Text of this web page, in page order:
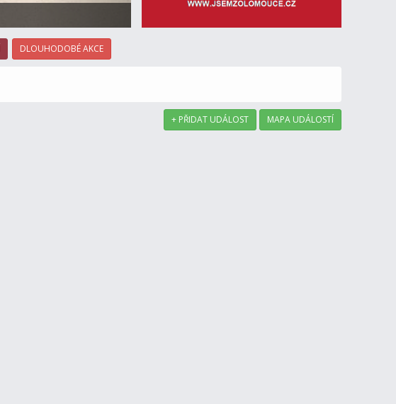
DLOUHODOBÉ AKCE
+ PŘIDAT UDÁLOST MAPA UDÁLOSTÍ